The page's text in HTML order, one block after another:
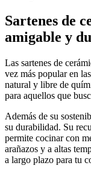
Sartenes de
amigable y
Las sartenes de
vez más popular en
natural y libre de
para aquellos que
Además de su
su durabilidad. Su
permite cocinar con
arañazos y a altas
a largo plazo para tu